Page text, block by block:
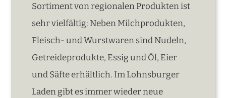
Sortiment von regionalen Produkten ist
sehr vielfältig: Neben Milchprodukten,
Fleisch- und Wurstwaren sind Nudeln,
Getreideprodukte, Essig und Öl, Eier
und Säfte erhältlich. Im Lohnsburger
Laden gibt es immer wieder neue